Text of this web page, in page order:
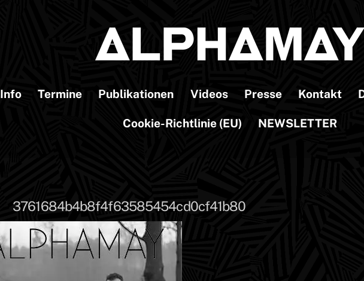
Info Termine Publikationen Videos Presse Kontakt
Cookie-Richtlinie (EU) NEWSLETTER
3761684b4b8f4f63585454cd0cf41b80